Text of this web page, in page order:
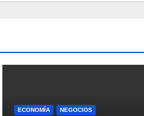
ECONOMÍA NEGOCIOS